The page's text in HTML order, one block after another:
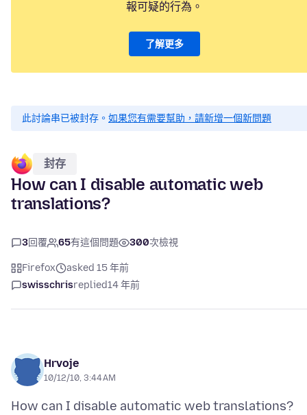
報可疑的行為。
了解更多
此討論串已被封存。 如果您有需要幫助，請新增一個新問題
封存
How can I disable automatic web
translations?
3回覆 65有這個問題 300次檢視
Firefox
asked 15 年前
swisschrisreplied14 年前
Hrvoje
10/12/10, 3:44 AM
How can I disable automatic web translations?